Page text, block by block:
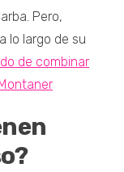
Pero,
lo largo de su
de combinar